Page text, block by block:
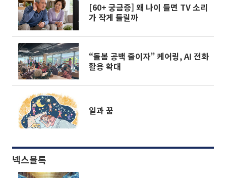
[60+ 궁금증] 왜 나이 들면 TV 소리
가 작게 들릴까
“돌봄 공백 줄이자” 케어링, AI 전화
활용 확대
일과 꿈
넥스블록